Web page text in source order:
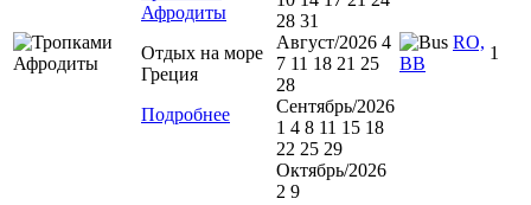
Афродиты
Отдых на море
Греция
Подробнее
28 31
Август/2026 4
7 11 18 21 25
28
Сентябрь/2026
1 4 8 11 15 18
22 25 29
Октябрь/2026
2 9
RO,
BB
1